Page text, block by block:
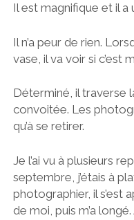
Il est magnifique et il
Il n’a peur de rien.
vase, il va voir si c’est
Déterminé, il traverse
convoitée. Les
qu’à se retirer.
Je l’ai vu à plusieurs
septembre, j’étais à
photographier, il s’est
de moi, puis m’a